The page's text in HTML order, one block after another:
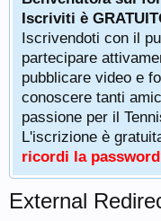
Iscriviti è
Iscrivendoti con il
partecipare
pubblicare video e
conoscere tanti
passione per il
L'iscrizione è
ricordi la
External